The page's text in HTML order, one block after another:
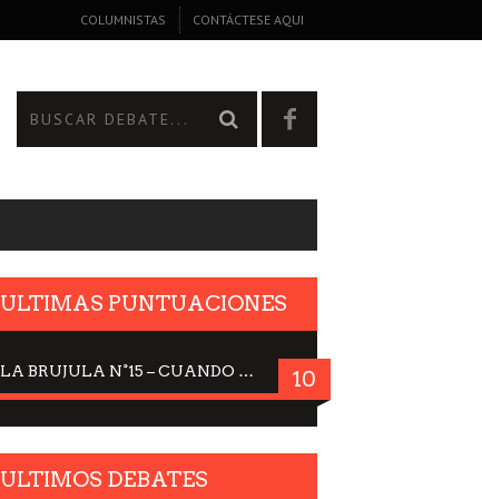
COLUMNISTAS CONTÁCTESE AQUI
ULTIMAS PUNTUACIONES
LA BRUJULA N°15 – CUANDO LA CIENCIA MIRA AL CIELO, DRA. ELISABETH KÜBLER-ROSS 10
ULTIMOS DEBATES